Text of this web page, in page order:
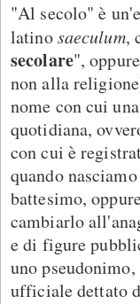
"Al secolo" è
latinosaeculum,
secolare",
non alla
nome con cui
quotidiana,
con cui è
quando
battesimo,
cambiarlo
e di figure
uno
ufficiale dettato